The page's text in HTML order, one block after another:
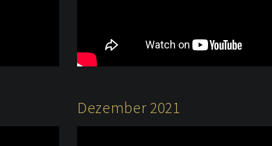
Dezember 2021